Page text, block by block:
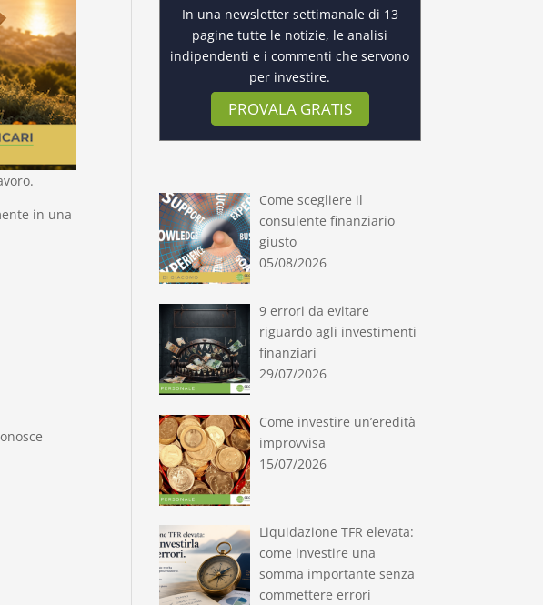
in una
In una newsletter settimanale di 13
pagine tutte le notizie, le analisi
indipendenti e i commenti che servono
per investire.
PROVALA GRATIS
Come scegliere il
consulente finanziario
giusto
05/08/2026
9 errori da evitare
riguardo agli investimenti
finanziari
29/07/2026
Come investire un’eredità
improvvisa
15/07/2026
Liquidazione TFR elevata:
come investire una
somma importante senza
commettere errori